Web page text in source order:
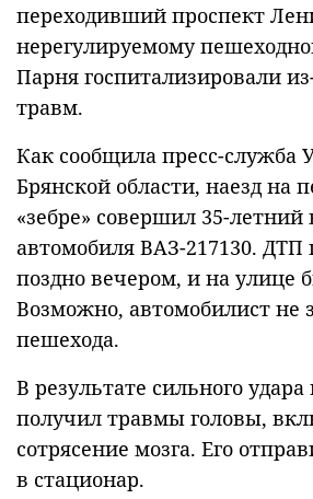
переходивший проспект
нерегулируемому
Парня госпитализировали
травм.
Как сообщила пресс-служба
Брянской области, наезд на
«зебре» совершил 35-летний
автомобиля ВАЗ-217130.
поздно вечером, и на улице
Возможно, автомобилист не
пешехода.
В результате сильного удара
получил травмы головы,
сотрясение мозга. Его
в стационар.